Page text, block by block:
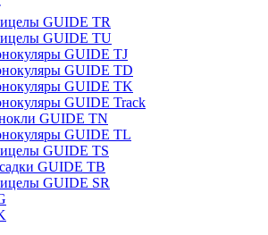
GUIDE TR
GUIDE TU
GUIDE TJ
GUIDE TD
GUIDE TK
GUIDE Track
GUIDE TN
GUIDE TL
GUIDE TS
GUIDE TB
GUIDE SR